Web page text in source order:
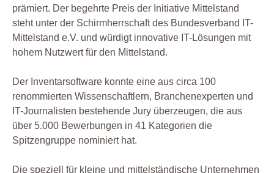
prämiert. Der begehrte Preis der Initiative Mittelstand
steht unter der Schirmherrschaft des Bundesverband IT-
Mittelstand e.V. und würdigt innovative IT-Lösungen mit
hohem Nutzwert für den Mittelstand.
Der Inventarsoftware konnte eine aus circa 100
renommierten Wissenschaftlern, Branchenexperten und
IT-Journalisten bestehende Jury überzeugen, die aus
über 5.000 Bewerbungen in 41 Kategorien die
Spitzengruppe nominiert hat.
Die speziell für kleine und mittelständische Unternehmen